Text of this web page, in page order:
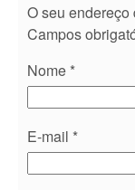
O seu
Campos
Nome *
E-mail *